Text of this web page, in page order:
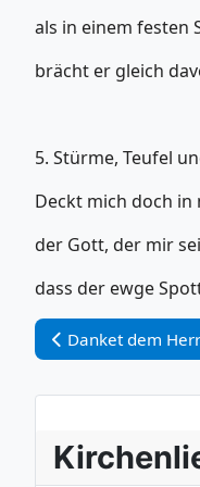
als in einem festen
brächt er gleich
5. Stürme, Teufel
Deckt mich doch
der Gott, der mir
dass der ewge
Vorheriger
Danket dem